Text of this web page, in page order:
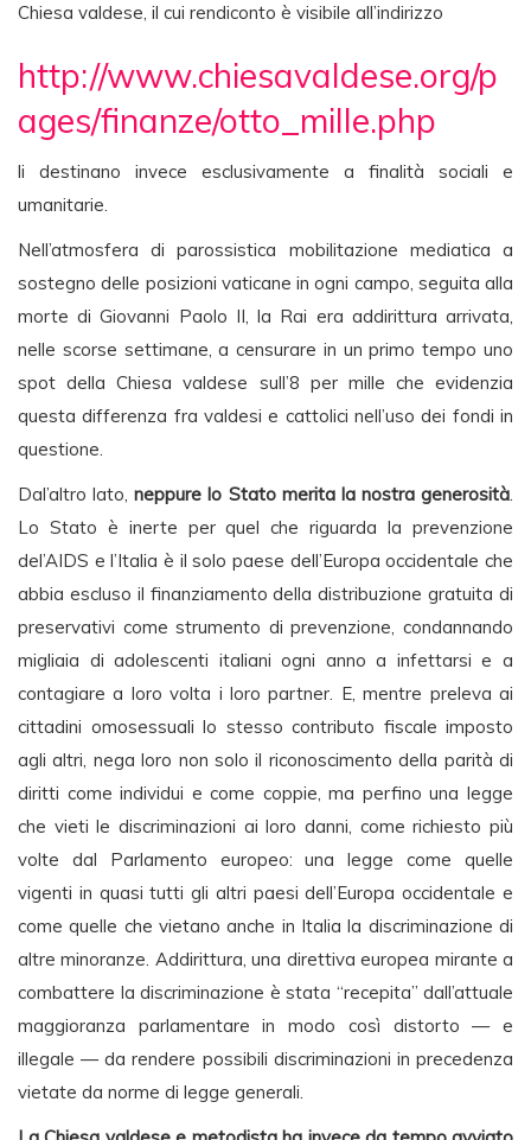
Chiesa valdese, il cui rendiconto è visibile all’indirizzo
http://www.chiesavaldese.org/p
ages/finanze/otto_mille.php
li destinano invece esclusivamente a finalità sociali e
umanitarie.
Nell’atmosfera di parossistica mobilitazione mediatica a
sostegno delle posizioni vaticane in ogni campo, seguita alla
morte di Giovanni Paolo II, la Rai era addirittura arrivata,
nelle scorse settimane, a censurare in un primo tempo uno
spot della Chiesa valdese sull’8 per mille che evidenzia
questa differenza fra valdesi e cattolici nell’uso dei fondi in
questione.
Dal’altro lato,neppure lo Stato merita la nostra generosità.
Lo Stato è inerte per quel che riguarda la prevenzione
del’AIDS e l’Italia è il solo paese dell’Europa occidentale che
abbia escluso il finanziamento della distribuzione gratuita di
preservativi come strumento di prevenzione, condannando
migliaia di adolescenti italiani ogni anno a infettarsi e a
contagiare a loro volta i loro partner. E, mentre preleva ai
cittadini omosessuali lo stesso contributo fiscale imposto
agli altri, nega loro non solo il riconoscimento della parità di
diritti come individui e come coppie, ma perfino una legge
che vieti le discriminazioni ai loro danni, come richiesto più
volte dal Parlamento europeo: una legge come quelle
vigenti in quasi tutti gli altri paesi dell’Europa occidentale e
come quelle che vietano anche in Italia la discriminazione di
altre minoranze. Addirittura, una direttiva europea mirante a
combattere la discriminazione è stata “recepita” dall’attuale
maggioranza parlamentare in modo così distorto — e
illegale — da rendere possibili discriminazioni in precedenza
vietate da norme di legge generali.